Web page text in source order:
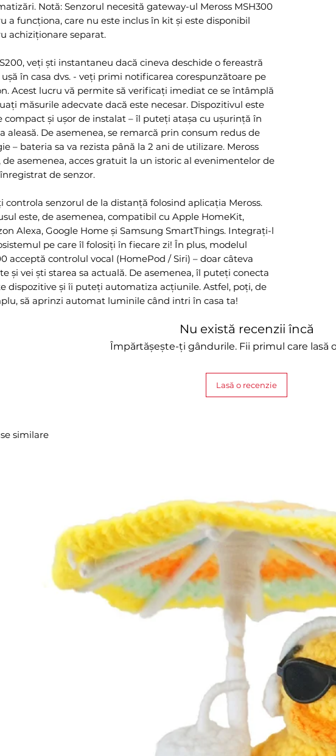
Notă: Senzorul necesită gateway-ul Meross MSH300
a funcționa, care nu este inclus în kit și este disponibil
achiziționare separat.
veți ști instantaneu dacă cineva deschide o fereastră
ușă în casa dvs. - veți primi notificarea corespunzătoare pe
Acest lucru vă permite să verificați imediat ce se întâmplă
măsurile adecvate dacă este necesar. Dispozitivul este
compact și ușor de instalat – îl puteți atașa cu ușurință în
aleasă. De asemenea, se remarcă prin consum redus de
– bateria sa va rezista până la 2 ani de utilizare. Meross
de asemenea, acces gratuit la un istoric al evenimentelor de
de senzor.
controla senzorul de la distanță folosind aplicația Meross.
este, de asemenea, compatibil cu Apple HomeKit,
Alexa, Google Home și Samsung SmartThings. Integrați-l
pe care îl folosiți în fiecare zi! În plus, modelul
acceptă controlul vocal (HomePod / Siri) – doar câteva
și vei ști starea sa actuală. De asemenea, îl puteți conecta
dispozitive și îi puteți automatiza acțiunile. Astfel, poți, de
să aprinzi automat luminile când intri în casa ta!
Nu există recenzii încă
Împărtășește-ți gândurile. Fii primul care lasă
Lasă o recenzie
similare